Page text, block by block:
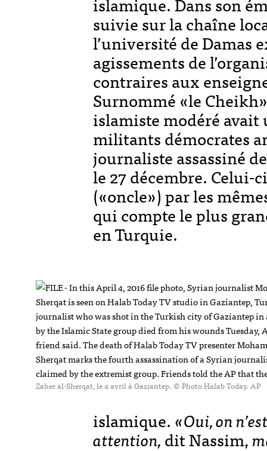
suivie sur la chaîne
l’université de Damas
agissements de
contraires aux
Surnommé «le
islamiste modéré
militants démocrates
journaliste assassiné
le 27 décembre.
(«oncle») par les
qui compte le plus
en Turquie.
Zaher al-Sherqat, le 4 avril à Gaziantep. © Photo Halab Today. AP
islamique.«Oui, on
attention,dit Nassim,